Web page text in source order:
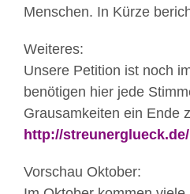
Menschen. In Kürze
Weiteres:
Unsere Petition ist noch
benötigen hier jede
Grausamkeiten ein Ende
http://
Vorschau Oktober:
Mit
dem